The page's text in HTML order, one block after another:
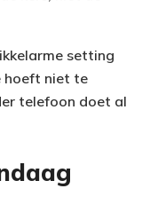
setting
hoeft niet te
telefoon doet al